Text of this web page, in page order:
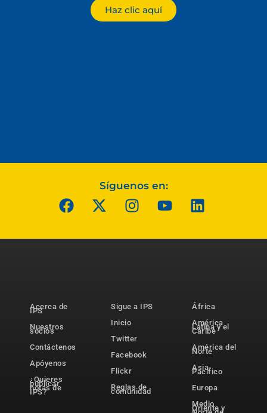
Haz clic aquí
Síguenos en:
Acerca de
IPS
Nuestros
socios
Contáctenos
Apóyenos
¿Quieres
publicar
notas de
IPS?
Sigue a IPS
Inicio
Twitter
Facebook
Flickr
Reglas de
comunidad
África
América
Latina y el
Caribe
América del
Norte
Asia-
Pacífico
Europa
Medio
Oriente y